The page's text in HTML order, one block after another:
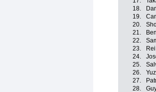
18.
19.
20.
21.
22.
23.
24.
25.
26.
27.
28.